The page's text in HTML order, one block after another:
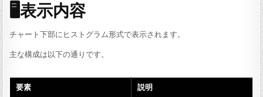
🖥表示内容
チャート下部にヒストグラム形式で表示されます。
主な構成は以下の通りです。
要素 説明